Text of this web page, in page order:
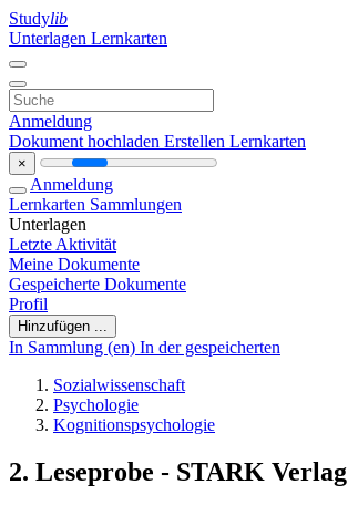
Studylib
Unterlagen Lernkarten
Anmeldung
Dokument hochladen Erstellen Lernkarten
×
Anmeldung
Lernkarten Sammlungen
Unterlagen
Letzte Aktivität
Meine Dokumente
Gespeicherte Dokumente
Profil
Hinzufügen ...
In Sammlung (en) In der gespeicherten
Sozialwissenschaft
Psychologie
Kognitionspsychologie
2. Leseprobe - STARK Verlag